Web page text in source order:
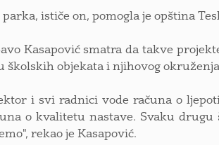
ističe on, pomogla je opština
Kasapović smatra da takve
školskih objekata i njihovog
i svi radnici vode računa o
o kvalitetu nastave. Svaku
rekao je Kasapović.